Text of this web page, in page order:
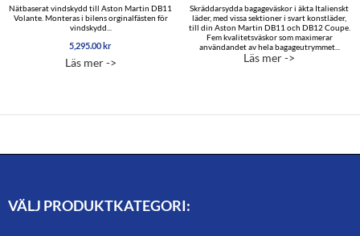
Nätbaserat vindskydd till Aston Martin DB11
Volante. Monteras i bilens orginalfästen för
vindskydd...
5,295.00 kr
Läs mer ->
Skräddarsydda bagageväskor i äkta Italienskt
läder, med vissa sektioner i svart konstläder,
till din Aston Martin DB11 och DB12 Coupe.
Fem kvalitetsväskor som maximerar
användandet av hela bagageutrymmet...
Läs mer ->
VÄLJ PRODUKTKATEGORI: